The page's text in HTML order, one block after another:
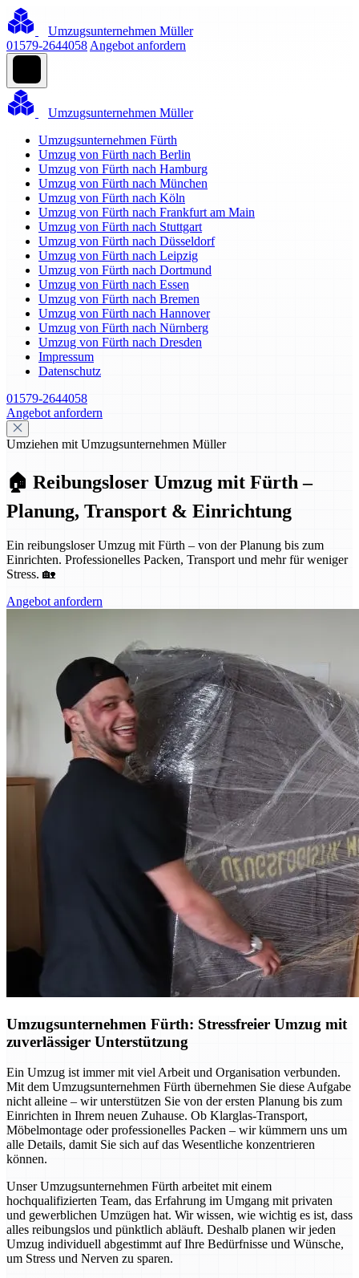
Umzugsunternehmen Müller
01579-2644058 Angebot anfordern
Umzugsunternehmen Müller
Umzugsunternehmen Fürth
Umzug von Fürth nach Berlin
Umzug von Fürth nach Hamburg
Umzug von Fürth nach München
Umzug von Fürth nach Köln
Umzug von Fürth nach Frankfurt am Main
Umzug von Fürth nach Stuttgart
Umzug von Fürth nach Düsseldorf
Umzug von Fürth nach Leipzig
Umzug von Fürth nach Dortmund
Umzug von Fürth nach Essen
Umzug von Fürth nach Bremen
Umzug von Fürth nach Hannover
Umzug von Fürth nach Nürnberg
Umzug von Fürth nach Dresden
Impressum
Datenschutz
01579-2644058
Angebot anfordern
Umziehen mit Umzugsunternehmen Müller
🏠 Reibungsloser Umzug mit Fürth –
Planung, Transport & Einrichtung
Ein reibungsloser Umzug mit Fürth – von der Planung bis zum
Einrichten. Professionelles Packen, Transport und mehr für weniger
Stress. 🏡
Angebot anfordern
Umzugsunternehmen Fürth: Stressfreier Umzug mit
zuverlässiger Unterstützung
Ein Umzug ist immer mit viel Arbeit und Organisation verbunden.
Mit dem Umzugsunternehmen Fürth übernehmen Sie diese Aufgabe
nicht alleine – wir unterstützen Sie von der ersten Planung bis zum
Einrichten in Ihrem neuen Zuhause. Ob Klarglas-Transport,
Möbelmontage oder professionelles Packen – wir kümmern uns um
alle Details, damit Sie sich auf das Wesentliche konzentrieren
können.
Unser Umzugsunternehmen Fürth arbeitet mit einem
hochqualifizierten Team, das Erfahrung im Umgang mit privaten
und gewerblichen Umzügen hat. Wir wissen, wie wichtig es ist, dass
alles reibungslos und pünktlich abläuft. Deshalb planen wir jeden
Umzug individuell abgestimmt auf Ihre Bedürfnisse und Wünsche,
um Stress und Nerven zu sparen.